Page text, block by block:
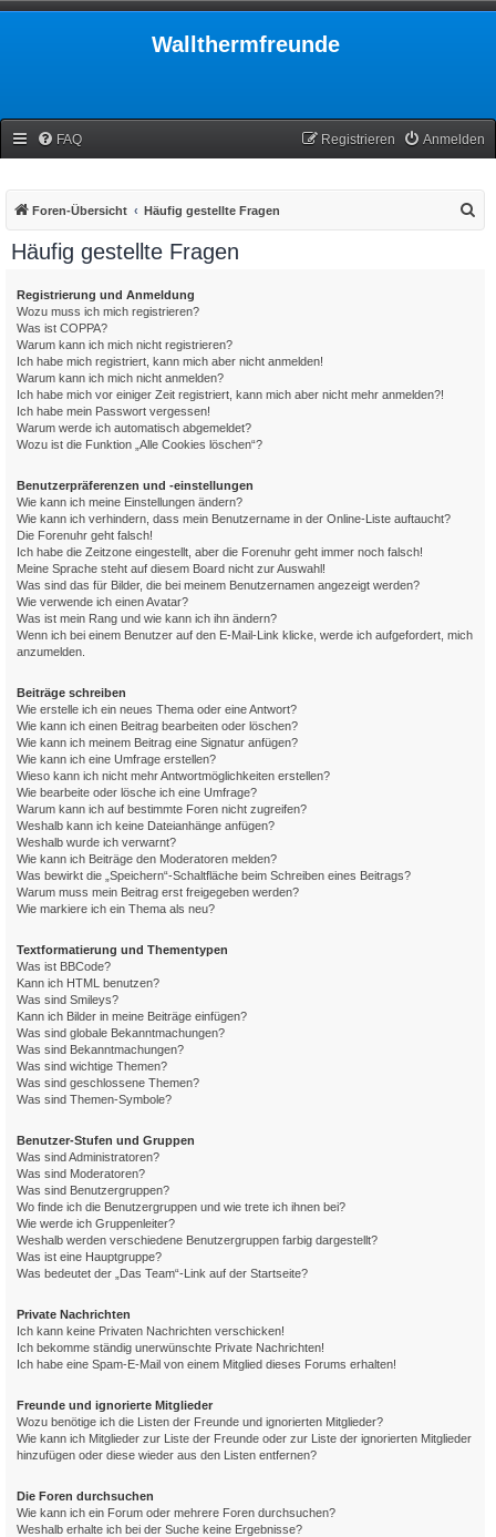
Wallthermfreunde
FAQ Anmelden
Registrieren
Foren-Übersicht Häufig gestellte Fragen
Häufig gestellte Fragen
Registrierung und Anmeldung
Wozu muss ich mich registrieren?
Was ist COPPA?
Warum kann ich mich nicht registrieren?
Ich habe mich registriert, kann mich aber nicht anmelden!
Warum kann ich mich nicht anmelden?
Ich habe mich vor einiger Zeit registriert, kann mich aber nicht mehr anmelden?!
Ich habe mein Passwort vergessen!
Warum werde ich automatisch abgemeldet?
Wozu ist die Funktion „Alle Cookies löschen“?
Benutzerpräferenzen und -einstellungen
Wie kann ich meine Einstellungen ändern?
Wie kann ich verhindern, dass mein Benutzername in der Online-Liste auftaucht?
Die Forenuhr geht falsch!
Ich habe die Zeitzone eingestellt, aber die Forenuhr geht immer noch falsch!
Meine Sprache steht auf diesem Board nicht zur Auswahl!
Was sind das für Bilder, die bei meinem Benutzernamen angezeigt werden?
Wie verwende ich einen Avatar?
Was ist mein Rang und wie kann ich ihn ändern?
Wenn ich bei einem Benutzer auf den E-Mail-Link klicke, werde ich aufgefordert, mich
anzumelden.
Beiträge schreiben
Wie erstelle ich ein neues Thema oder eine Antwort?
Wie kann ich einen Beitrag bearbeiten oder löschen?
Wie kann ich meinem Beitrag eine Signatur anfügen?
Wie kann ich eine Umfrage erstellen?
Wieso kann ich nicht mehr Antwortmöglichkeiten erstellen?
Wie bearbeite oder lösche ich eine Umfrage?
Warum kann ich auf bestimmte Foren nicht zugreifen?
Weshalb kann ich keine Dateianhänge anfügen?
Weshalb wurde ich verwarnt?
Wie kann ich Beiträge den Moderatoren melden?
Was bewirkt die „Speichern“-Schaltfläche beim Schreiben eines Beitrags?
Warum muss mein Beitrag erst freigegeben werden?
Wie markiere ich ein Thema als neu?
Textformatierung und Thementypen
Was ist BBCode?
Kann ich HTML benutzen?
Was sind Smileys?
Kann ich Bilder in meine Beiträge einfügen?
Was sind globale Bekanntmachungen?
Was sind Bekanntmachungen?
Was sind wichtige Themen?
Was sind geschlossene Themen?
Was sind Themen-Symbole?
Benutzer-Stufen und Gruppen
Was sind Administratoren?
Was sind Moderatoren?
Was sind Benutzergruppen?
Wo finde ich die Benutzergruppen und wie trete ich ihnen bei?
Wie werde ich Gruppenleiter?
Weshalb werden verschiedene Benutzergruppen farbig dargestellt?
Was ist eine Hauptgruppe?
Was bedeutet der „Das Team“-Link auf der Startseite?
Private Nachrichten
Ich kann keine Privaten Nachrichten verschicken!
Ich bekomme ständig unerwünschte Private Nachrichten!
Ich habe eine Spam-E-Mail von einem Mitglied dieses Forums erhalten!
Freunde und ignorierte Mitglieder
Wozu benötige ich die Listen der Freunde und ignorierten Mitglieder?
Wie kann ich Mitglieder zur Liste der Freunde oder zur Liste der ignorierten Mitglieder
hinzufügen oder diese wieder aus den Listen entfernen?
Die Foren durchsuchen
Wie kann ich ein Forum oder mehrere Foren durchsuchen?
Weshalb erhalte ich bei der Suche keine Ergebnisse?